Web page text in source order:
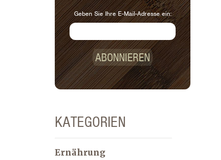
Geben Sie Ihre E-Mail-Adresse ein:
ABONNIEREN
KATEGORIEN
Ernährung